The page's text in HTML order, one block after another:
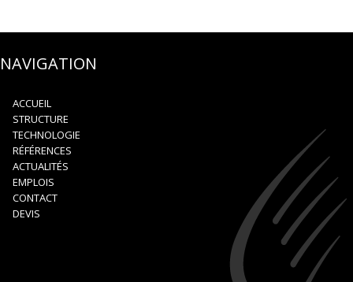
NAVIGATION
ACCUEIL
STRUCTURE
TECHNOLOGIE
RÉFÉRENCES
ACTUALITÉS
EMPLOIS
CONTACT
DEVIS